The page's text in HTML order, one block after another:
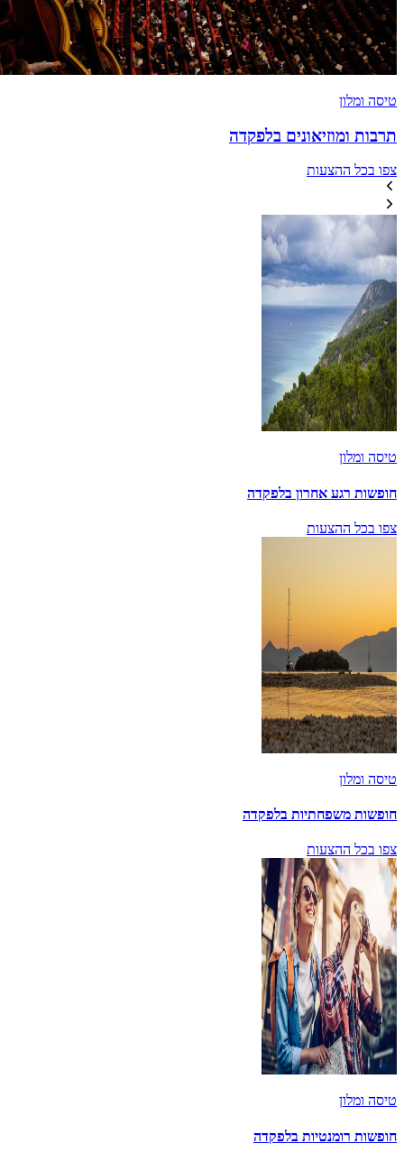
טיסה ומלון
תרבות ומוזיאונים בלפקדה
צפו בכל ההצעות
טיסה ומלון
חופשות רגע אחרון בלפקדה
צפו בכל ההצעות
טיסה ומלון
חופשות משפחתיות בלפקדה
צפו בכל ההצעות
טיסה ומלון
חופשות רומנטיות בלפקדה